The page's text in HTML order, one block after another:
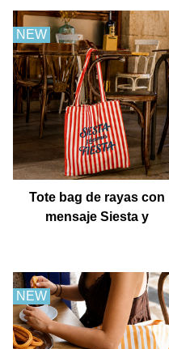
NEW
Tote bag de rayas con
mensaje Siesta y
NEW